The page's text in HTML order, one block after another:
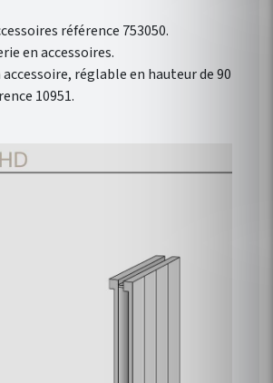
référence 753050.
en accessoires.
accessoire, réglable en hauteur de 90
10951.